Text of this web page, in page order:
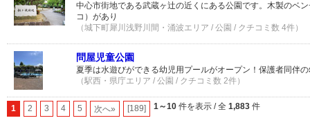
中心市街地である武蔵ヶ辻の近くにある公園です。木製のベ
コ）があり
（城下町犀川浅野川間・涌波エリア / 公園 / クチコミ数 4件）
問屋児童公園
夏季は水遊びができる幼児用プールがオープン！保護者同伴
（駅西・県庁エリア / 公園 / クチコミ数 2件）
1 2 3 4 5 次へ» [189] 1～10 件を表示 / 全 1,883 件